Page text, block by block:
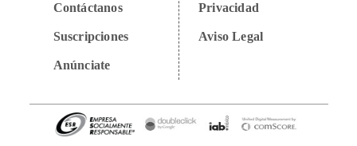
Contáctanos
Suscripciones
Anúnciate
Privacidad
Aviso Legal